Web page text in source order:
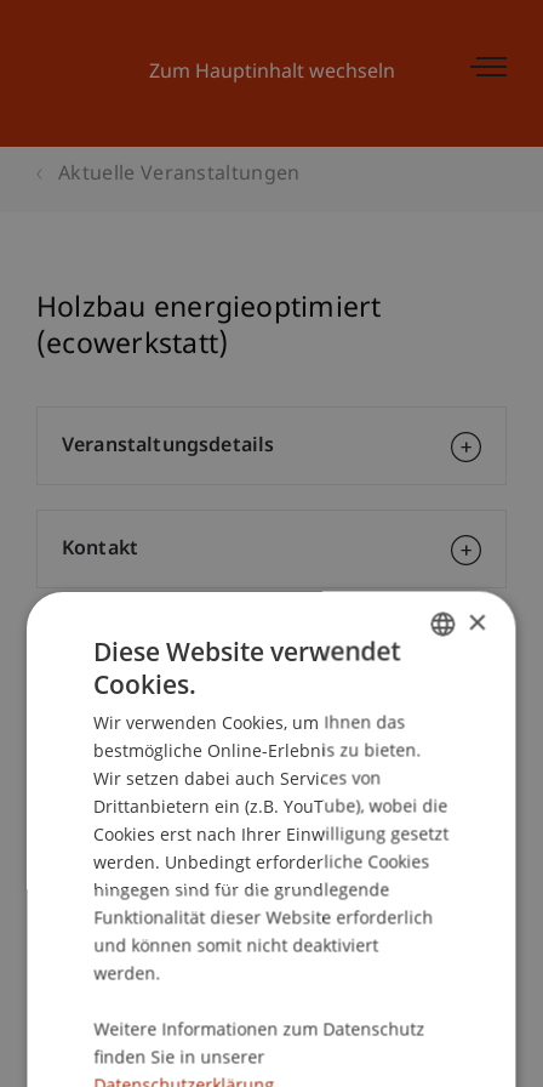
Zum Hauptinhalt wechseln
Aktuelle Veranstaltungen
Holzbau energieoptimiert
(ecowerkstatt)
School/Professur:
Studienverwaltung Bachelorstudiengang
Architektur
Low Tech Holzbau-Projekte aus Vorarlberg
> Naturkosmetik Metzler, Egg
Österreichischer Solarpreis 2018
Solarthermie mit Bauteilaktivierung,
Wärmepumpe, Lüftungsanlage
Holz-Hochregallager in Hang
integriert
> Holzwohnhaus Hartmann/Berchtel, Schnifis
Anerkennung
Solarthermie mit Bauteilaktivierung
Veranstaltungsdetails
Kontakt
×
Diese Website verwendet
Cookies.
Wir verwenden Cookies, um Ihnen das
bestmögliche Online-Erlebnis zu bieten.
Wir setzen dabei auch Services von
Drittanbietern ein (z.B. YouTube), wobei die
Cookies erst nach Ihrer Einwilligung gesetzt
werden. Unbedingt erforderliche Cookies
hingegen sind für die grundlegende
Funktionalität dieser Website erforderlich
und können somit nicht deaktiviert
werden.
Weitere Informationen zum Datenschutz
finden Sie in unserer